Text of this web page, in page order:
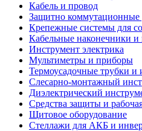
Кабель и провод
Защитно коммутационные
Крепежные системы для
Кабельные наконечники и
Инструмент электрика
Мультиметры и приборы
Термоусадочные трубки
Слесарно-монтажный
Диэлектрический
Средства защиты и
Щитовое оборудование
Стеллажи для АКБ и